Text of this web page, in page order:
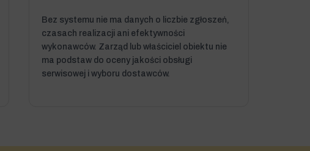
Bez systemu nie ma danych o liczbie zgłoszeń,
czasach realizacji ani efektywności
wykonawców. Zarząd lub właściciel obiektu nie
ma podstaw do oceny jakości obsługi
serwisowej i wyboru dostawców.